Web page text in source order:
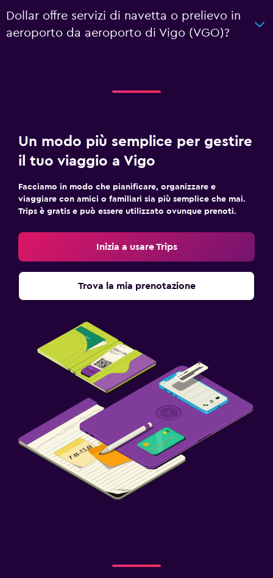
Dollar offre servizi di navetta o prelievo in
aeroporto da aeroporto di Vigo (VGO)?
Un modo più semplice per gestire
il tuo viaggio a Vigo
Facciamo in modo che pianificare, organizzare e
viaggiare con amici o familiari sia più semplice che mai.
Trips è gratis e può essere utilizzato ovunque prenoti.
Inizia a usare Trips
Trova la mia prenotazione